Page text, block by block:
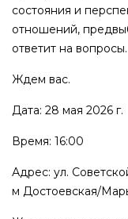
состояния и
отношений,
ответит на вопросы.
Ждем вас.
Дата: 28 мая 2026 г.
Время: 16:00
Адрес: ул.
м Достоевская/